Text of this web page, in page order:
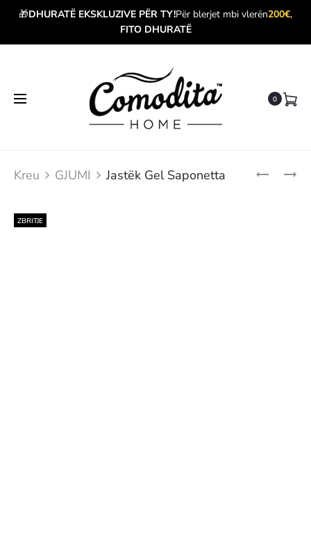
🎁DHURATË EKSKLUZIVE PËR TY!Për blerjet mbi vlerën200€,
FITO DHURATË
0
JASTËK
Kreu GJUMI Jastëk Gel Saponetta
ZBRITJE